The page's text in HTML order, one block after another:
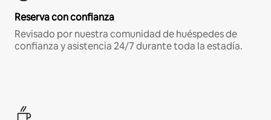
Reserva con confianza
Revisado por nuestra comunidad de huéspedes de
confianza y asistencia 24/7 durante toda la estadía.